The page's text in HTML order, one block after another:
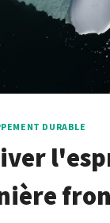
DURABLE